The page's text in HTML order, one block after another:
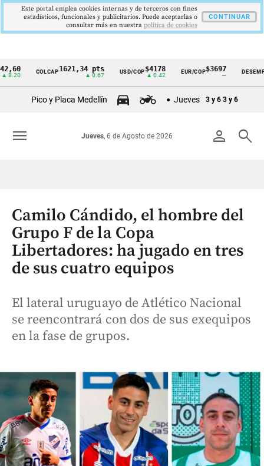
Cintillo
Colombia
COLCAP1621,34 pts USD/COP$4178
▲ 0.42
EUR/COP$3697
—
DESEMPLEO
▼
Pico y Placa Medellín Jueves 3 y 6 3 y 6
person search
Jueves, 6 de Agosto de 2026
menu
Camilo Cándido, el hombre del
Grupo F de la Copa
Libertadores: ha jugado en tres
de sus cuatro equipos
El lateral uruguayo de Atlético Nacional
se reencontrará con dos de sus exequipos
en la fase de grupos.
Este portal emplea cookies internas y de terceros con fines
estadísticos, funcionales y publicitarios. Puede aceptarlas o
consultar más en nuestra politica de cookies
CONTINUAR